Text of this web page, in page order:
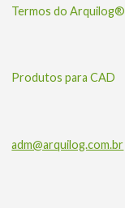
Termos do Arquilog®
Produtos para CAD
adm@arquilog.com.br